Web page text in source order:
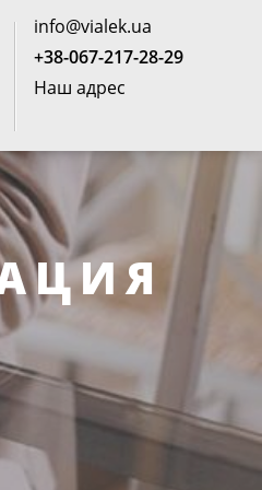
info@vialek.ua
+38-067-217-28-29
Наш адрес